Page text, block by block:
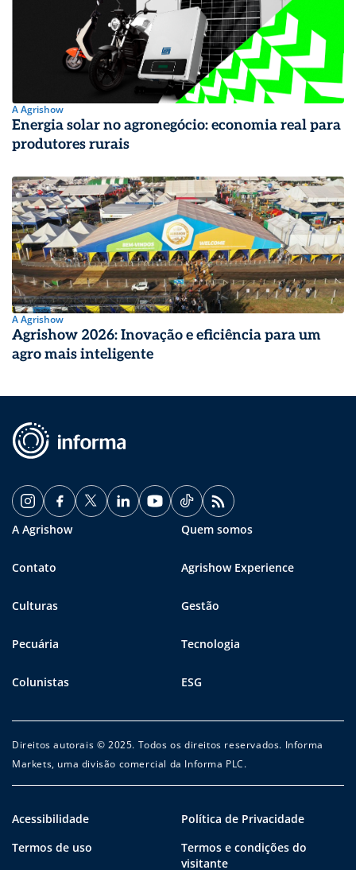
A Agrishow
Energia solar no agronegócio: economia real para
produtores rurais
A Agrishow
Agrishow 2026: Inovação e eficiência para um
agro mais inteligente
A Agrishow Quem somos
Contato Agrishow Experience
Culturas Gestão
Pecuária Tecnologia
Colunistas ESG
Direitos autorais © 2025. Todos os direitos reservados. Informa
Markets, uma divisão comercial da Informa PLC.
Acessibilidade
Política de Privacidade
Termos de uso
Termos e condições do
visitante